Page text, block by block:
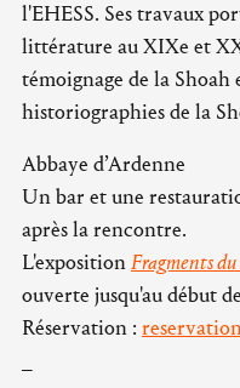
l'EHESS. Ses travaux
littérature au XIXe et
témoignage de la Shoah
historiographies de la
Abbaye d’Ardenne
Un bar et une
après la rencontre.
L'expositionFragments du
ouverte jusqu'au début
Réservation :